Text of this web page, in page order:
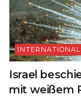
Israel
mit weißem